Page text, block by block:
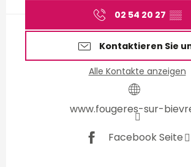
02 54 20 27 ▒▒
Kontaktieren Sie
Alle Kontakte anzeigen
www.fougeres-sur-
Facebook Seite